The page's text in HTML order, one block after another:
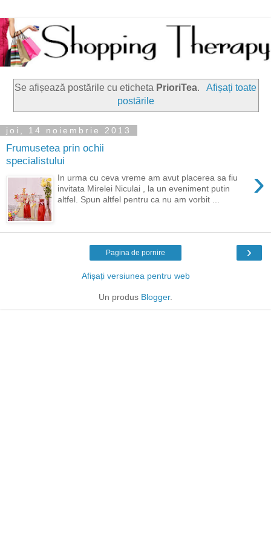
Se afișează postările cu eticheta PrioriTea.
Afișați toate
postările
joi, 14 noiembrie 2013
Frumusetea prin ochii
specialistului
›
In urma cu ceva vreme am avut placerea sa fiu
invitata Mirelei Niculai , la un eveniment putin
altfel. Spun altfel pentru ca nu am vorbit ...
›
Pagina de pornire
Afișați versiunea pentru web
Un produs Blogger.